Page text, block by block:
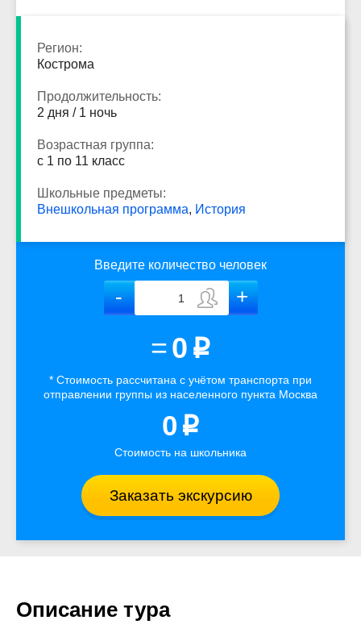
Регион:
Кострома
Продолжительность:
2 дня / 1 ночь
Возрастная группа:
с 1 по 11 класс
Школьные предметы:
Внешкольная программа, История
Введите количество человек
=0 p
* Стоимость рассчитана с учётом транспорта при
отправлении группы из населенного пункта Москва
0 p
Стоимость на школьника
Заказать экскурсию
Описание тура